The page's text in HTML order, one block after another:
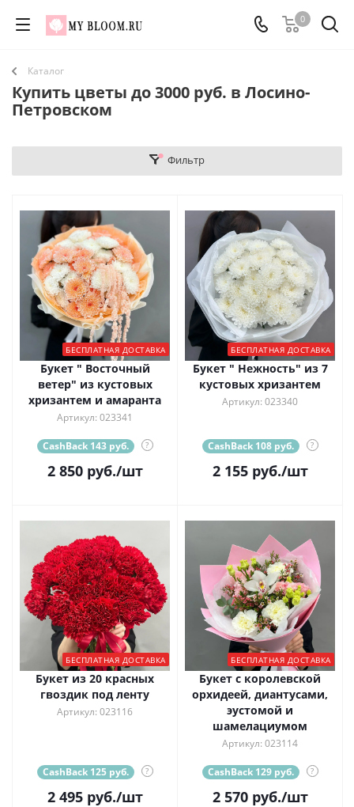
0
Каталог
Купить цветы до 3000 руб. в Лосино-
Петровском
Фильтр
БЕСПЛАТНАЯ ДОСТАВКА
Букет " Восточный
ветер" из кустовых
хризантем и амаранта
Артикул: 023341
CashBack 143 руб. ?
2 850руб./шт
БЕСПЛАТНАЯ ДОСТАВКА
Букет " Нежность" из 7
кустовых хризантем
Артикул: 023340
CashBack 108 руб. ?
2 155руб./шт
БЕСПЛАТНАЯ ДОСТАВКА
Букет из 20 красных
гвоздик под ленту
Артикул: 023116
CashBack 125 руб. ?
2 495руб./шт
БЕСПЛАТНАЯ ДОСТАВКА
Букет с королевской
орхидеей, диантусами,
эустомой и
шамелациумом
Артикул: 023114
CashBack 129 руб. ?
2 570руб./шт